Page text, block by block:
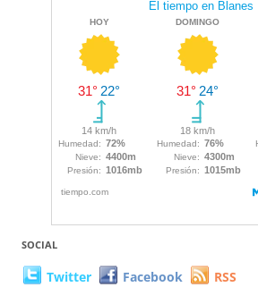
SOCIAL
Twitter Facebook RSS